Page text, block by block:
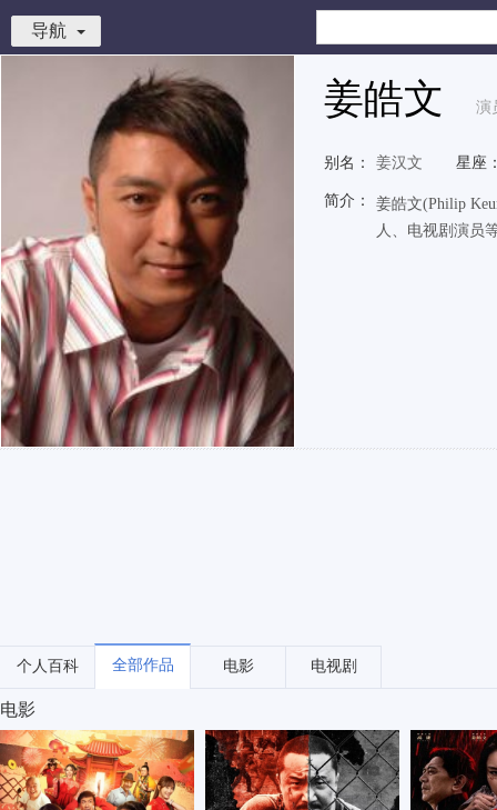
导航
姜皓文 演
别名： 姜汉文 星座
简介：
姜皓文(Philip
人、电视剧演员
个人百科 全部作品 电影 电视剧
电影